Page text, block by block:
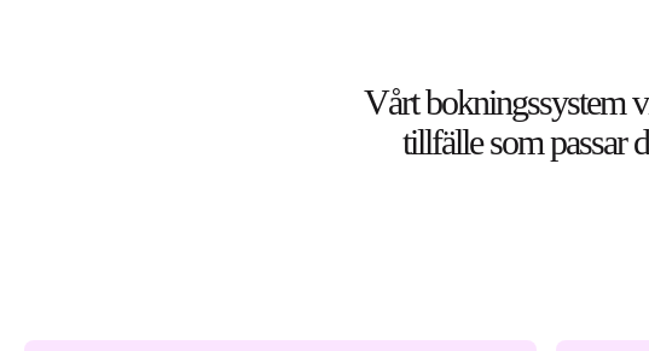
Vårt bokningssystem
tillfälle som passar